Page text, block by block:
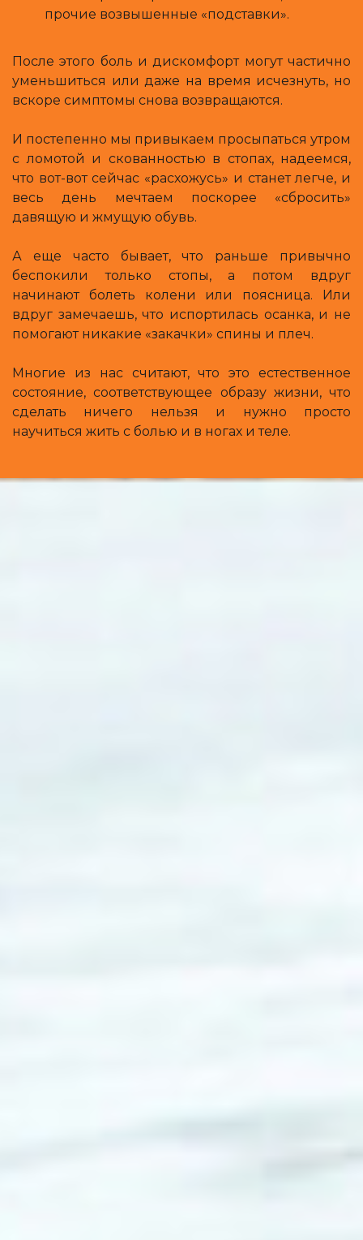
прочие возвышенные «подставки».
После этого боль и дискомфорт могут частично
уменьшиться или даже на время исчезнуть, но
вскоре симптомы снова возвращаются.
И постепенно мы привыкаем просыпаться утром
с ломотой и скованностью в стопах, надеемся,
что вот-вот сейчас «расхожусь» и станет легче, и
весь день мечтаем поскорее «сбросить»
давящую и жмущую обувь.
А еще часто бывает, что раньше привычно
беспокили только стопы, а потом вдруг
начинают болеть колени или поясница. Или
вдруг замечаешь, что испортилась осанка, и не
помогают никакие «закачки» спины и плеч.
Многие из нас считают, что это естественное
состояние, соответствующее образу жизни, что
сделать ничего нельзя и нужно просто
научиться жить с болью и в ногах и теле.